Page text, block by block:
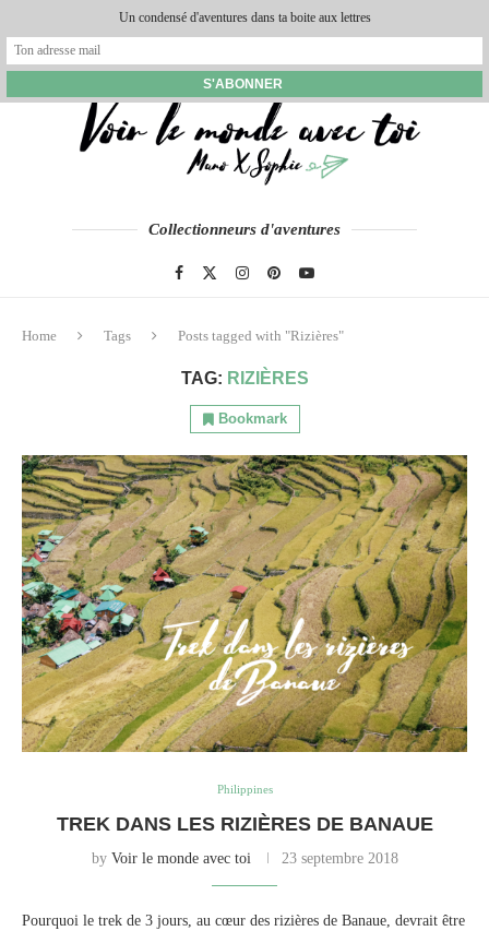
Collectionneurs d'aventures
Home Tags Posts tagged with "Rizières"
TAG: RIZIÈRES
Bookmark
Philippines
TREK DANS LES RIZIÈRES DE BANAUE
by Voir le monde avec toi 23 septembre 2018
Pourquoi le trek de 3 jours, au cœur des rizières de Banaue, devrait être
Un condensé d'aventures dans ta boite aux lettres